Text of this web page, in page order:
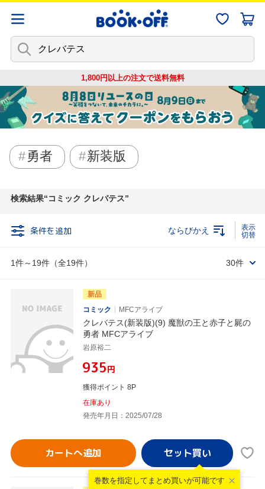
1,800円以上の注文で送料無料
勇者 新装版
検索結果 コミック クレバテス
条件を追加
1件～19件（全19件）
ならびかえ
30件
新品
コミック
MFCアライブ
クレバテス(新装版)(9) 魔獣の王と赤子と屍の
勇者 MFCアライブ
岩原裕二
¥935円
獲得ポイント 8P
在庫あり
発売年月日：2025/07/28
カートへ追加
巻数を指定して まとめ買いが可能です